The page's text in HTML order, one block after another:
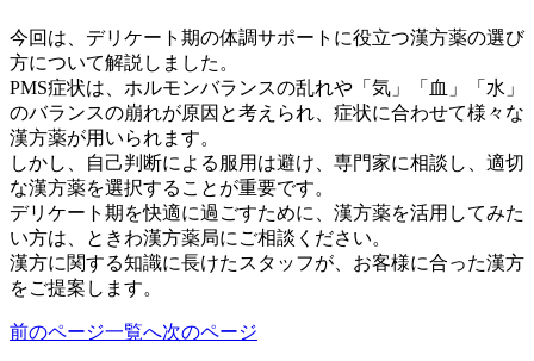
今回は、デリケート期の体調サポートに役立つ漢方薬の選び
方について解説しました。
PMS症状は、ホルモンバランスの乱れや「気」「血」「水」
のバランスの崩れが原因と考えられ、症状に合わせて様々な
漢方薬が用いられます。
しかし、自己判断による服用は避け、専門家に相談し、適切
な漢方薬を選択することが重要です。
デリケート期を快適に過ごすために、漢方薬を活用してみた
い方は、ときわ漢方薬局にご相談ください。
漢方に関する知識に長けたスタッフが、お客様に合った漢方
をご提案します。
前のページ一覧へ次のページ